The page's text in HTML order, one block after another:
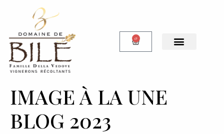
0
IMAGE À LA UNE
BLOG 2023